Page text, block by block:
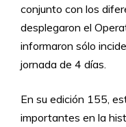
conjunto con los
desplegaron el
informaron sólo
jornada de 4 días.
En su edición 155,
importantes en la